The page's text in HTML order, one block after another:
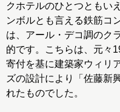
クホテルのひとつともい
ンボルとも言える鉄筋コ
は、アール・デコ調のク
的です。こちらは、元々
寄付を基に建築家ウィリ
ズの設計により「佐藤新
れたものでした。